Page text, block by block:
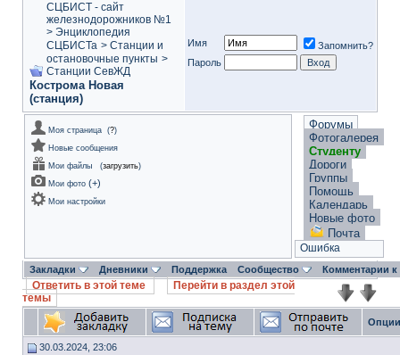
СЦБИСТ - сайт
железнодорожников №1
> Энциклопедия
СЦБИСТа > Станции и
остановочные пункты >
Станции СевЖД
Кострома Новая
(станция)
Имя
Запомнить?
Пароль
Моя страница (?)
Новые сообщения
Мои файлы
(загрузить)
Мои фото (+)
Мои настройки
Форумы
Фотогалерея
Студенту
Дороги
Группы
Помощь
Календарь
Новые фото
Почта
Ошибка
Закладки Дневники Поддержка Сообщество Комментарии
Ответить в этой теме
Перейти в раздел этой
темы
30.03.2024, 23:06